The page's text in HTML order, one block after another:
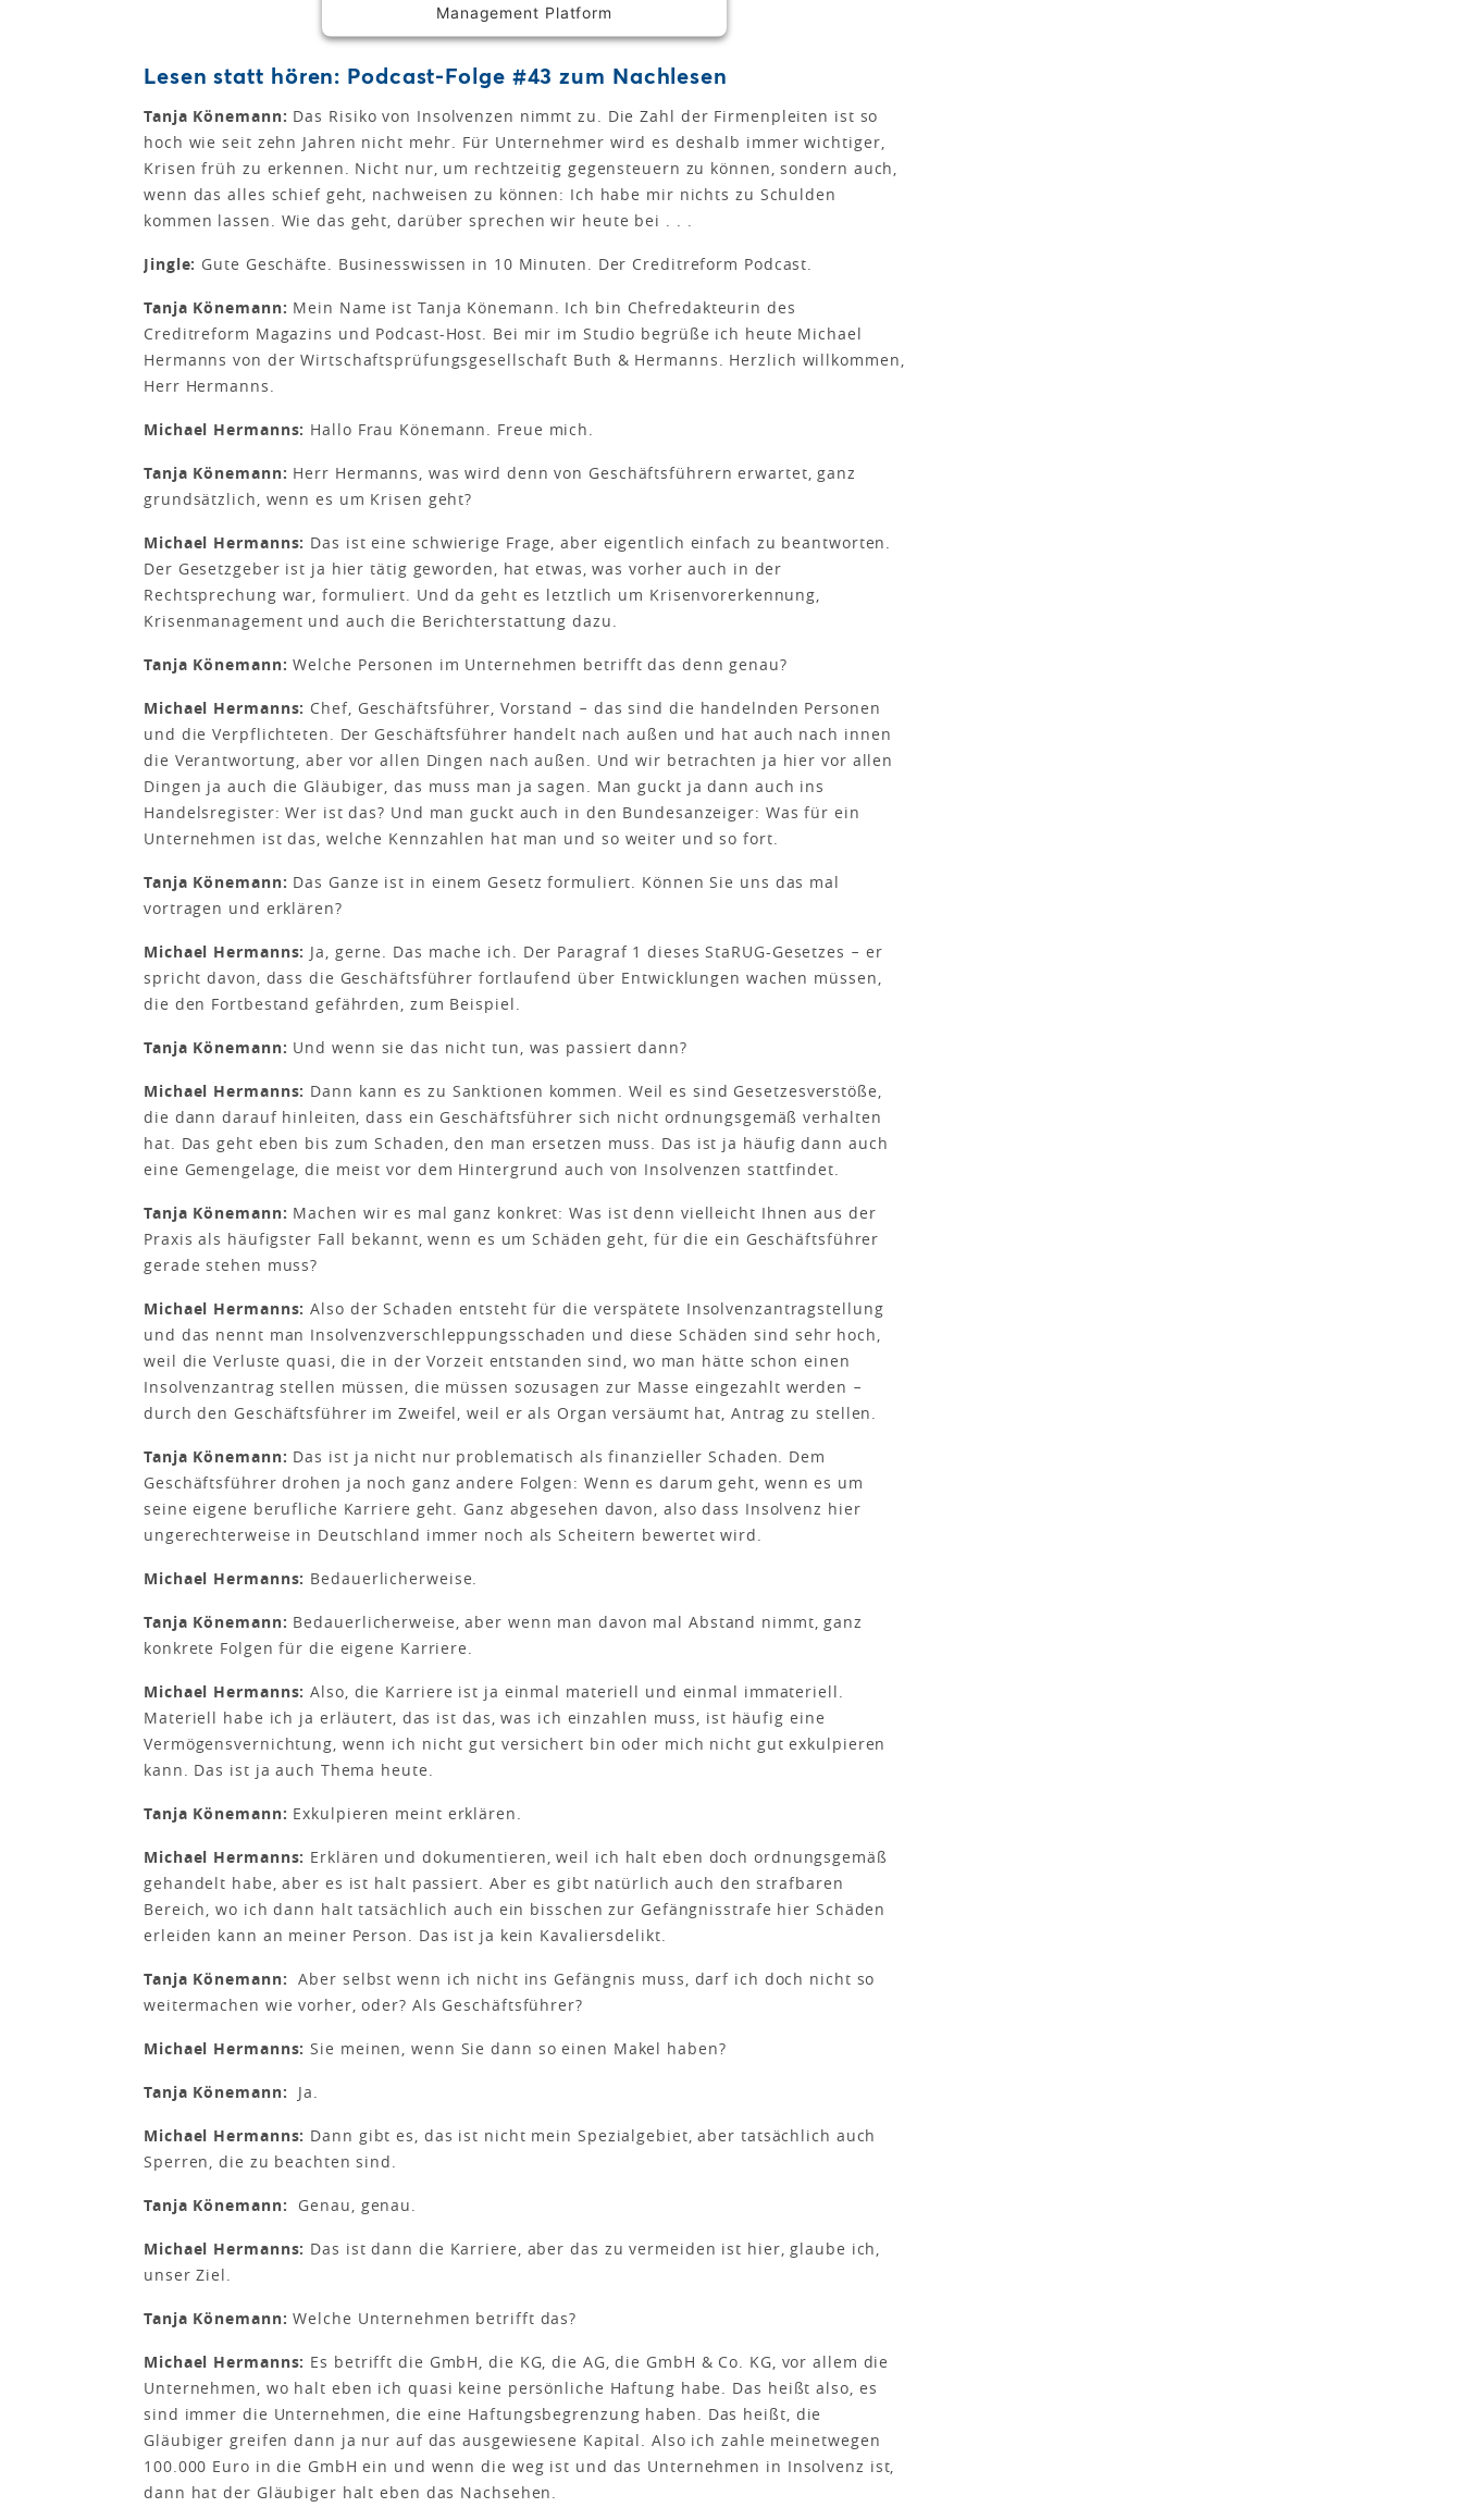
Management Platform
Lesen statt hören: Podcast-Folge #43 zum Nachlesen
Tanja Könemann: Das Risiko von Insolvenzen nimmt zu. Die Zahl der Firmenpleiten ist so
hoch wie seit zehn Jahren nicht mehr. Für Unternehmer wird es deshalb immer wichtiger,
Krisen früh zu erkennen. Nicht nur, um rechtzeitig gegensteuern zu können, sondern auch,
wenn das alles schief geht, nachweisen zu können: Ich habe mir nichts zu Schulden
kommen lassen. Wie das geht, darüber sprechen wir heute bei . . .
Jingle: Gute Geschäfte. Businesswissen in 10 Minuten. Der Creditreform Podcast.
Tanja Könemann: Mein Name ist Tanja Könemann. Ich bin Chefredakteurin des
Creditreform Magazins und Podcast-Host. Bei mir im Studio begrüße ich heute Michael
Hermanns von der Wirtschaftsprüfungsgesellschaft Buth & Hermanns. Herzlich willkommen,
Herr Hermanns.
Michael Hermanns: Hallo Frau Könemann. Freue mich.
Tanja Könemann: Herr Hermanns, was wird denn von Geschäftsführern erwartet, ganz
grundsätzlich, wenn es um Krisen geht?
Michael Hermanns: Das ist eine schwierige Frage, aber eigentlich einfach zu beantworten.
Der Gesetzgeber ist ja hier tätig geworden, hat etwas, was vorher auch in der
Rechtsprechung war, formuliert. Und da geht es letztlich um Krisenvorerkennung,
Krisenmanagement und auch die Berichterstattung dazu.
Tanja Könemann: Welche Personen im Unternehmen betrifft das denn genau?
Michael Hermanns: Chef, Geschäftsführer, Vorstand − das sind die handelnden Personen
und die Verpflichteten. Der Geschäftsführer handelt nach außen und hat auch nach innen
die Verantwortung, aber vor allen Dingen nach außen. Und wir betrachten ja hier vor allen
Dingen ja auch die Gläubiger, das muss man ja sagen. Man guckt ja dann auch ins
Handelsregister: Wer ist das? Und man guckt auch in den Bundesanzeiger: Was für ein
Unternehmen ist das, welche Kennzahlen hat man und so weiter und so fort.
Tanja Könemann: Das Ganze ist in einem Gesetz formuliert. Können Sie uns das mal
vortragen und erklären?
Michael Hermanns: Ja, gerne. Das mache ich. Der Paragraf 1 dieses StaRUG-Gesetzes − er
spricht davon, dass die Geschäftsführer fortlaufend über Entwicklungen wachen müssen,
die den Fortbestand gefährden, zum Beispiel.
Tanja Könemann: Und wenn sie das nicht tun, was passiert dann?
Michael Hermanns: Dann kann es zu Sanktionen kommen. Weil es sind Gesetzesverstöße,
die dann darauf hinleiten, dass ein Geschäftsführer sich nicht ordnungsgemäß verhalten
hat. Das geht eben bis zum Schaden, den man ersetzen muss. Das ist ja häufig dann auch
eine Gemengelage, die meist vor dem Hintergrund auch von Insolvenzen stattfindet.
Tanja Könemann: Machen wir es mal ganz konkret: Was ist denn vielleicht Ihnen aus der
Praxis als häufigster Fall bekannt, wenn es um Schäden geht, für die ein Geschäftsführer
gerade stehen muss?
Michael Hermanns: Also der Schaden entsteht für die verspätete Insolvenzantragstellung
und das nennt man Insolvenzverschleppungsschaden und diese Schäden sind sehr hoch,
weil die Verluste quasi, die in der Vorzeit entstanden sind, wo man hätte schon einen
Insolvenzantrag stellen müssen, die müssen sozusagen zur Masse eingezahlt werden −
durch den Geschäftsführer im Zweifel, weil er als Organ versäumt hat, Antrag zu stellen.
Tanja Könemann: Das ist ja nicht nur problematisch als finanzieller Schaden. Dem
Geschäftsführer drohen ja noch ganz andere Folgen: Wenn es darum geht, wenn es um
seine eigene berufliche Karriere geht. Ganz abgesehen davon, also dass Insolvenz hier
ungerechterweise in Deutschland immer noch als Scheitern bewertet wird.
Michael Hermanns: Bedauerlicherweise.
Tanja Könemann: Bedauerlicherweise, aber wenn man davon mal Abstand nimmt, ganz
konkrete Folgen für die eigene Karriere.
Michael Hermanns: Also, die Karriere ist ja einmal materiell und einmal immateriell.
Materiell habe ich ja erläutert, das ist das, was ich einzahlen muss, ist häufig eine
Vermögensvernichtung, wenn ich nicht gut versichert bin oder mich nicht gut exkulpieren
kann. Das ist ja auch Thema heute.
Tanja Könemann: Exkulpieren meint erklären.
Michael Hermanns: Erklären und dokumentieren, weil ich halt eben doch ordnungsgemäß
gehandelt habe, aber es ist halt passiert. Aber es gibt natürlich auch den strafbaren
Bereich, wo ich dann halt tatsächlich auch ein bisschen zur Gefängnisstrafe hier Schäden
erleiden kann an meiner Person. Das ist ja kein Kavaliersdelikt.
Tanja Könemann: Aber selbst wenn ich nicht ins Gefängnis muss, darf ich doch nicht so
weitermachen wie vorher, oder? Als Geschäftsführer?
Michael Hermanns:Sie meinen, wenn Sie dann so einen Makel haben?
Tanja Könemann: Ja.
Michael Hermanns: Dann gibt es, das ist nicht mein Spezialgebiet, aber tatsächlich auch
Sperren, die zu beachten sind.
Tanja Könemann: Genau, genau.
Michael Hermanns: Das ist dann die Karriere, aber das zu vermeiden ist hier, glaube ich,
unser Ziel.
Tanja Könemann: Welche Unternehmen betrifft das?
Michael Hermanns: Es betrifft die GmbH, die KG, die AG, die GmbH & Co. KG, vor allem die
Unternehmen, wo halt eben ich quasi keine persönliche Haftung habe. Das heißt also, es
sind immer die Unternehmen, die eine Haftungsbegrenzung haben. Das heißt, die
Gläubiger greifen dann ja nur auf das ausgewiesene Kapital. Also ich zahle meinetwegen
100.000 Euro in die GmbH ein und wenn die weg ist und das Unternehmen in Insolvenz ist,
dann hat der Gläubiger halt eben das Nachsehen.